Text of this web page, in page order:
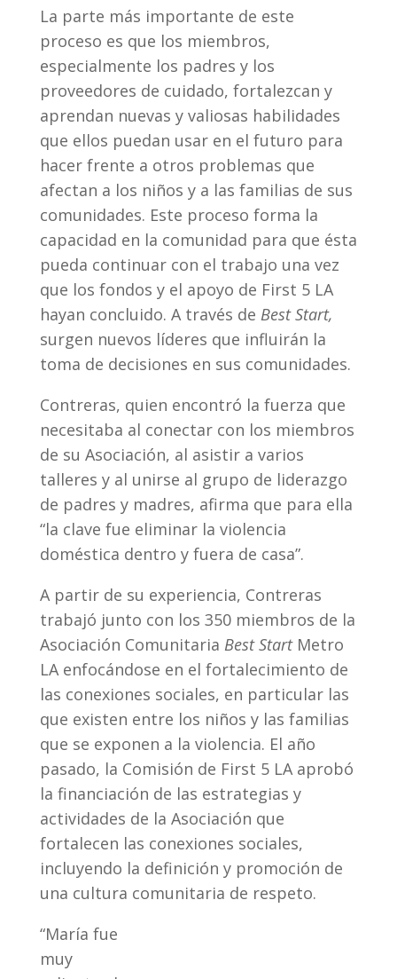
La parte más importante de este
proceso es que los miembros,
especialmente los padres y los
proveedores de cuidado, fortalezcan y
aprendan nuevas y valiosas habilidades
que ellos puedan usar en el futuro para
hacer frente a otros problemas que
afectan a los niños y a las familias de sus
comunidades. Este proceso forma la
capacidad en la comunidad para que ésta
pueda continuar con el trabajo una vez
que los fondos y el apoyo de First 5 LA
hayan concluido. A través de Best Start,
surgen nuevos líderes que influirán la
toma de decisiones en sus comunidades.
Contreras, quien encontró la fuerza que
necesitaba al conectar con los miembros
de su Asociación, al asistir a varios
talleres y al unirse al grupo de liderazgo
de padres y madres, afirma que para ella
“la clave fue eliminar la violencia
doméstica dentro y fuera de casa”.
A partir de su experiencia, Contreras
trabajó junto con los 350 miembros de la
Asociación Comunitaria Best StartMetro
LA enfocándose en el fortalecimiento de
las conexiones sociales, en particular las
que existen entre los niños y las familias
que se exponen a la violencia. El año
pasado, la Comisión de First 5 LA aprobó
la financiación de las estrategias y
actividades de la Asociación que
fortalecen las conexiones sociales,
incluyendo la definición y promoción de
una cultura comunitaria de respeto.
“María fue
muy